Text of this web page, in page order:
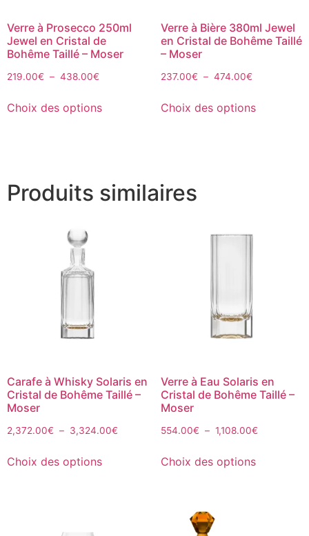
Verre à Prosecco 250ml
Jewel en Cristal de
Bohême Taillé – Moser
219.00€ – 438.00€
Choix des options
Verre à Bière 380ml Jewel
en Cristal de Bohême Taillé
– Moser
237.00€ – 474.00€
Choix des options
Produits similaires
Carafe à Whisky Solaris en
Cristal de Bohême Taillé –
Moser
2,372.00€ – 3,324.00€
Choix des options
Verre à Eau Solaris en
Cristal de Bohême Taillé –
Moser
554.00€ – 1,108.00€
Choix des options